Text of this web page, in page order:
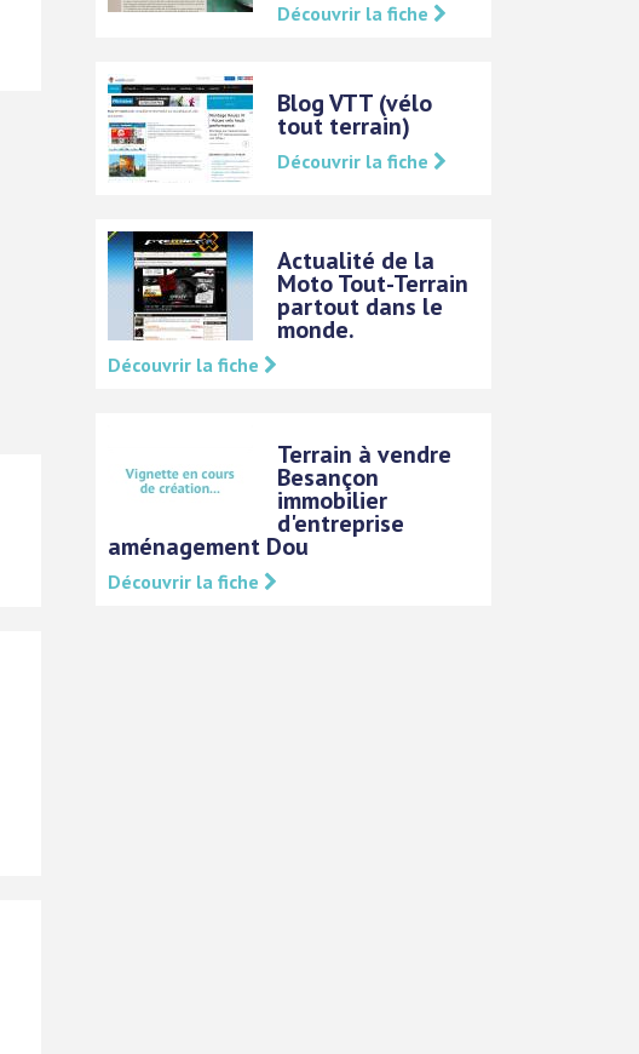
Découvrir la fiche
Blog VTT (vélo
tout terrain)
Découvrir la fiche
Actualité de la
Moto Tout-Terrain
partout dans le
monde.
Découvrir la fiche
Terrain à vendre
Besançon
immobilier
d'entreprise
aménagement Dou
Découvrir la fiche